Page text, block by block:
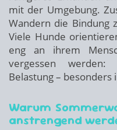
mit der Umgebung.
Wandern die Bindung
Viele Hunde
eng an ihrem
vergessen
Belastung – besonders
Warum
anstrengend